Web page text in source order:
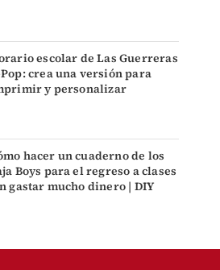
escolar de Las Guerreras
crea una versión para
y personalizar
hacer un cuaderno de los
Boys para el regreso a clases
gastar mucho dinero | DIY